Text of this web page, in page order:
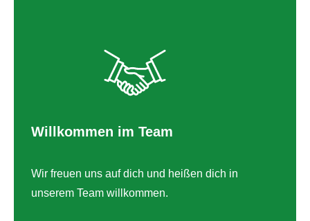
Willkommen im Team
Wir freuen uns auf dich und heißen dich in
unserem Team willkommen.